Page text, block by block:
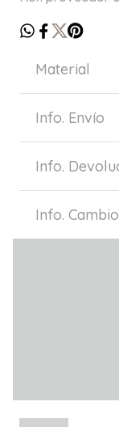
Material
Info. Envío
Info.
Info.